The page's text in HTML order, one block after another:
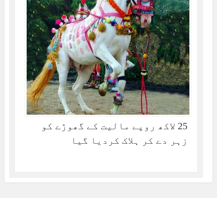
25 لاکھ روپے مالیت کے گھوڑے کو
زہر دے کر ہلاک کردیا گیا